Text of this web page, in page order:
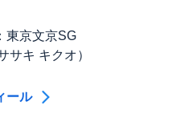
東京文京SG
サキ キクオ）
ール